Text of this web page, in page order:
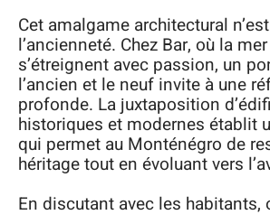
Cet amalgame architectural
l’ancienneté. Chez Bar, où la
s’étreignent avec passion, un
l’ancien et le neuf invite à une
profonde. La juxtaposition
historiques et modernes établit
qui permet au Monténégro de
héritage tout en évoluant vers
En discutant avec les habitants,